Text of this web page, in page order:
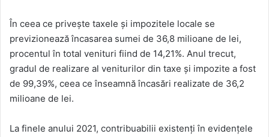
În ceea ce privește taxele și impozitele locale se
previzionează încasarea sumei de 36,8 milioane de lei,
procentul în total venituri fiind de 14,21%. Anul trecut,
gradul de realizare al veniturilor din taxe și impozite a fost
de 99,39%, ceea ce înseamnă încasări realizate de 36,2
milioane de lei.
La finele anului 2021, contribuabilii existenţi în evidenţele